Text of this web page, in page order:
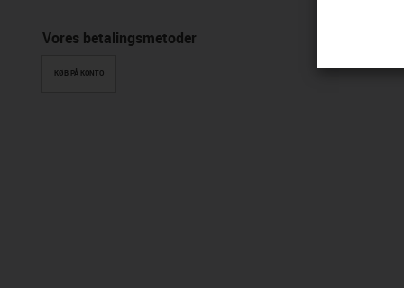
Vores betalingsmetoder
KØB PÅ KONTO